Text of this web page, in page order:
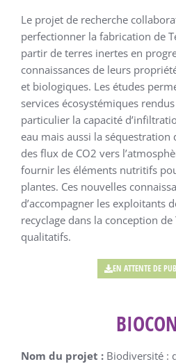
Le projet de recherche
perfectionner la fabrication de
partir de terres inertes en
connaissances de leurs
et biologiques. Les études
services écosystémiques
particulier la capacité
eau mais aussi la séquestration
des flux de CO2 vers
fournir les éléments nutritifs
plantes. Ces nouvelles
d’accompagner les exploitants
recyclage dans la conception
qualitatifs.
EN ATTENTE DE
Nom du projet : Biodiversité :